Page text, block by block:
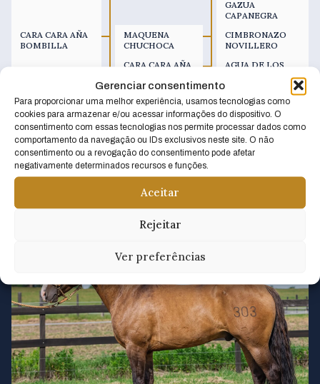
Gerenciar consentimento
Para proporcionar uma melhor experiência, usamos tecnologias como
cookies para armazenar e/ou acessar informações do dispositivo. O
consentimento com essas tecnologias nos permite processar dados como
comportamento da navegação ou IDs exclusivos neste site. O não
consentimento ou a revogação do consentimento pode afetar
negativamente determinados recursos e funções.
Aceitar
Rejeitar
Ver preferências
GAZUA
CAPANEGRA
CARA CARA AÑA
BOMBILLA
MAQUENA
CHUCHOCA
CARA CARA AÑA
CIMBRONAZO
NOVILLERO
AGUA DE LOS
NOVILLERO
CARA CARA AÑA
GUATANA